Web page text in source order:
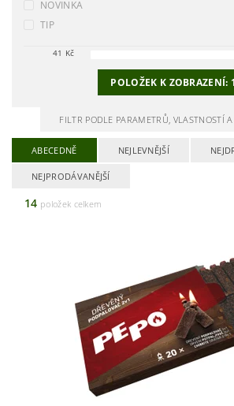
NOVINKA
TIP
41 Kč
POLOŽEK K ZOBRAZENÍ:
FILTR PODLE PARAMETRŮ, VLASTNOSTÍ
ABECEDNĚ NEJLEVNĚJŠÍ
NEJPRODÁVANĚJŠÍ
14 položek celkem